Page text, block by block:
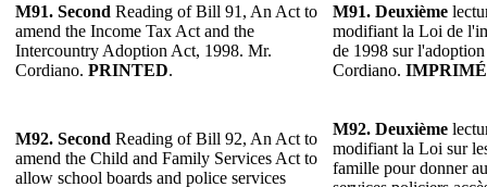
M91. Second Reading of Bill 91, An Act to
amend the Income Tax Act and the
Intercountry Adoption Act, 1998. Mr.
Cordiano. PRINTED.
M91. Deuxième
modifiant la Loi de
de 1998 sur
Cordiano. IMPRIMÉ
M92. Second Reading of Bill 92, An Act to
amend the Child and Family Services Act to
allow school boards and police services
M92. Deuxième
modifiant la Loi sur
famille pour donner